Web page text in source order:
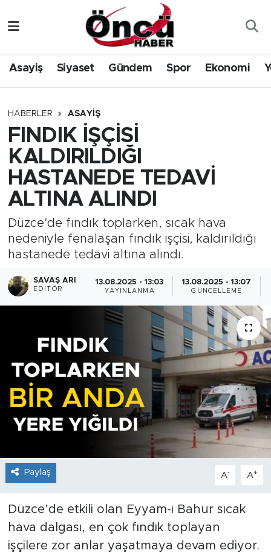
Asayiş Siyaset Gündem Spor Ekonomi
HABERLER ASAYIŞ
FINDIK İŞÇİSİ
KALDIRILDIĞI
HASTANEDE TEDAVİ
ALTINA ALINDI
Düzce’de fındık toplarken, sıcak hava
nedeniyle fenalaşan fındık işçisi, kaldırıldığı
hastanede tedavi altına alındı.
SAVAŞ ARI
EDITÖR
13.08.2025 - 13:03
YAYINLANMA
13.08.2025 - 13:07
GÜNCELLEME
Paylaş A- A+
Düzce’de etkili olan Eyyam-ı Bahur sıcak
hava dalgası, en çok fındık toplayan
işçilere zor anlar yaşatmaya devam ediyor.
Gündem
Sağlık & Çevre
Spor
Siyaset
Yerel Haber
Öncü Radyo Dinle
Öncü TV İzle
Düzce Nöbetçi Eczaneler
Düzce Hava Durumu
Düzce Namaz Vakitleri
Düzce Trafik Yoğunluk Haritası
Süper Lig Puan Durumu ve Fikstür
Tüm Manşetler
Son Dakika Haberleri
Haber Arşivi